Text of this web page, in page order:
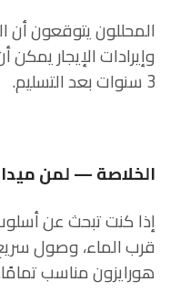
المحللون يتوقعون أن
3 سنوات بعد التسليم.
الخلاصة — لمن
إذا كنت تبحث عن
قرب الماء، وصول
هورايزون مناسب